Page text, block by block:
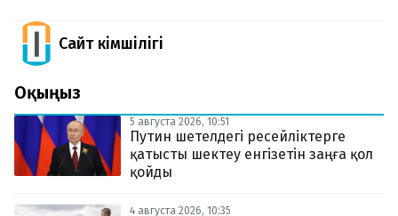
Сайт Әкімшілігі
Оқыңыз
5 августа 2026, 10:51
Путин шетелдегі ресейліктерге
қатысты шектеу енгізетін заңға қол
қойды
4 августа 2026, 10:35